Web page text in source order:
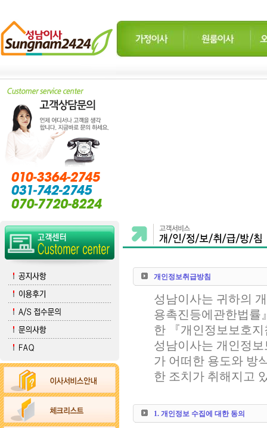
개인정보취급방침
성남이사는 귀하의
용촉진등에관한법률
한 『개인정보보호
성남이사는 개인정
가 어떠한 용도와 방
한 조치가 취해지고
1. 개인정보 수집에 대한 동의